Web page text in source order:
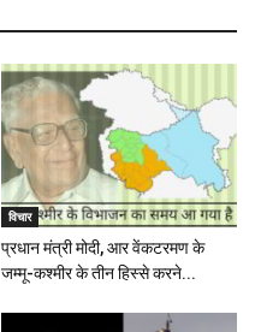
विचार
प्रधान मंत्री मोदी, आर वेंकटरमण के
जम्मू-कश्मीर के तीन हिस्से करने...